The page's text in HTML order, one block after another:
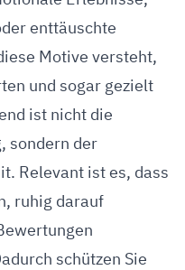
enttäuschte
Motive versteht,
und sogar gezielt
ist nicht die
sondern der
Relevant ist es, dass
ruhig darauf
schützen Sie